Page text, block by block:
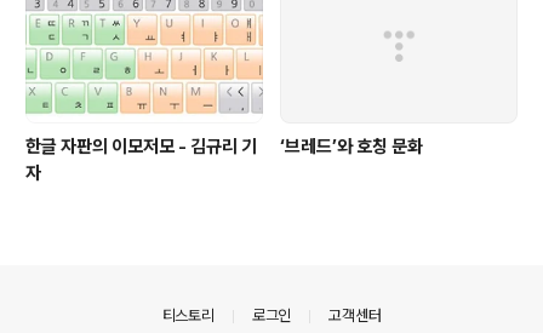
한글 자판의 이모저모 - 김규리 기
자
‘브레드’와 호칭 문화
티스토리 로그인 고객센터